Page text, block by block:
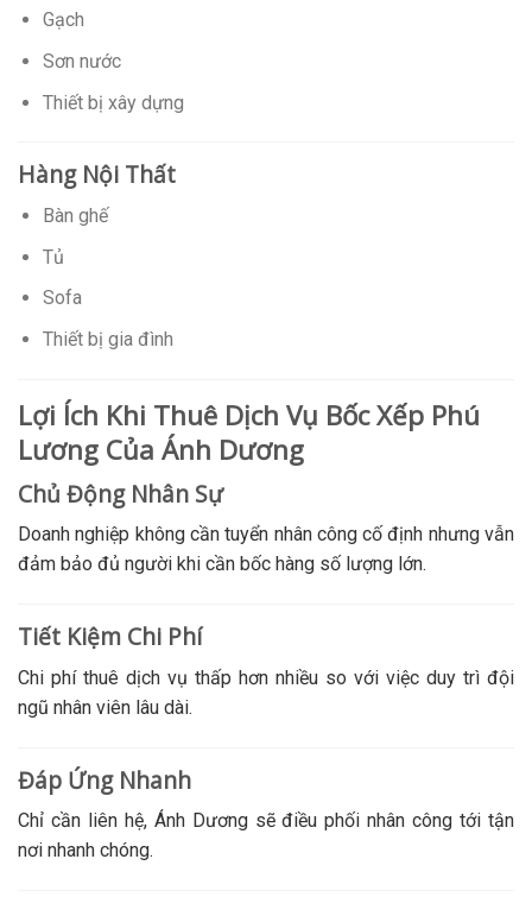
Gạch
Sơn nước
Thiết bị xây dựng
Hàng Nội Thất
Bàn ghế
Tủ
Sofa
Thiết bị gia đình
Lợi Ích Khi Thuê Dịch Vụ Bốc Xếp Phú
Lương Của Ánh Dương
Chủ Động Nhân Sự
Doanh nghiệp không cần tuyển nhân công cố định nhưng vẫn
đảm bảo đủ người khi cần bốc hàng số lượng lớn.
Tiết Kiệm Chi Phí
Chi phí thuê dịch vụ thấp hơn nhiều so với việc duy trì đội
ngũ nhân viên lâu dài.
Đáp Ứng Nhanh
Chỉ cần liên hệ, Ánh Dương sẽ điều phối nhân công tới tận
nơi nhanh chóng.